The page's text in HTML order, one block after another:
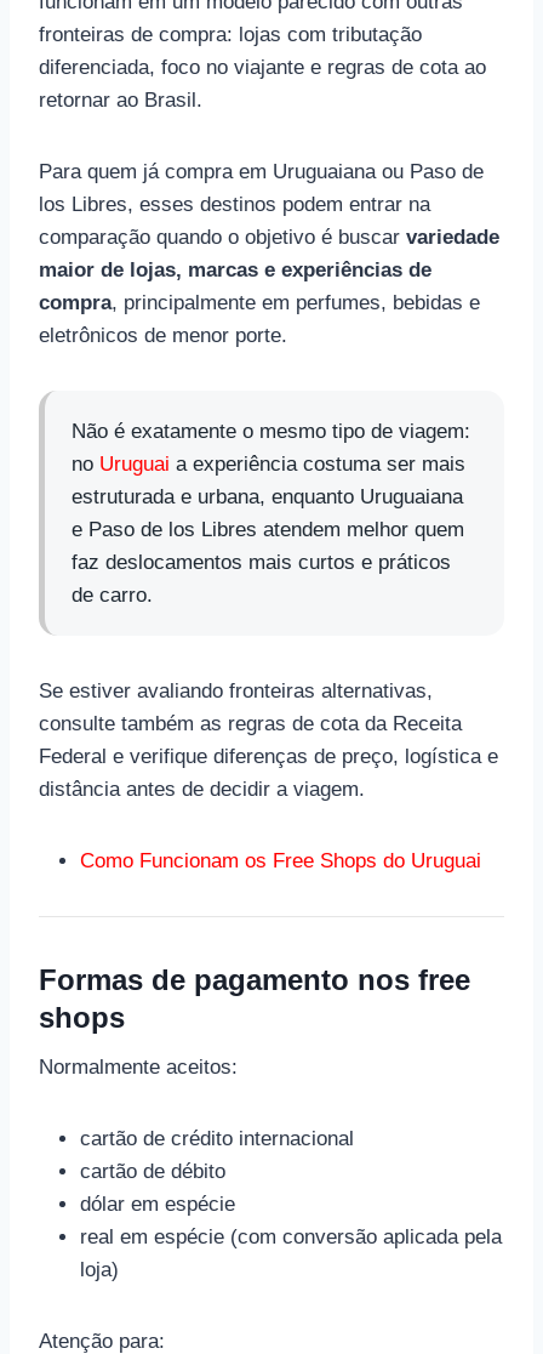
fronteiras de compra: lojas com tributação
diferenciada, foco no viajante e regras de cota ao
retornar ao Brasil.
Para quem já compra em Uruguaiana ou Paso de
los Libres, esses destinos podem entrar na
comparação quando o objetivo é buscar variedade
maior de lojas, marcas e experiências de
compra, principalmente em perfumes, bebidas e
eletrônicos de menor porte.
Não é exatamente o mesmo tipo de viagem:
no Uruguai a experiência costuma ser mais
estruturada e urbana, enquanto Uruguaiana
e Paso de los Libres atendem melhor quem
faz deslocamentos mais curtos e práticos
de carro.
Se estiver avaliando fronteiras alternativas,
consulte também as regras de cota da Receita
Federal e verifique diferenças de preço, logística e
distância antes de decidir a viagem.
Como Funcionam os Free Shops do Uruguai
Formas de pagamento nos free
shops
Normalmente aceitos:
cartão de crédito internacional
cartão de débito
dólar em espécie
real em espécie (com conversão aplicada pela
loja)
Atenção para: